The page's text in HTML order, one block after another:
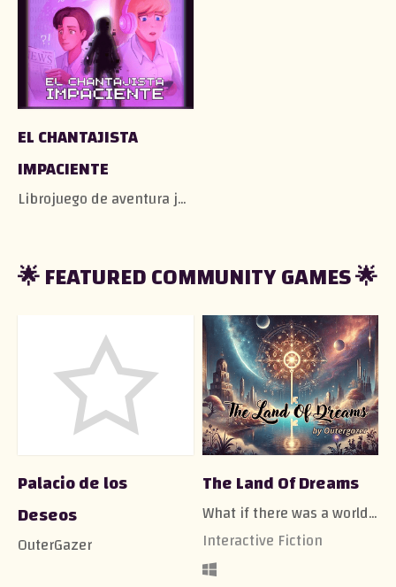
EL CHANTAJISTA
IMPACIENTE
Librojuego de aventura juvenil sobre la autoestima
🌟 FEATURED COMMUNITY GAMES 🌟
Palacio de los
Deseos
OuterGazer
The Land Of Dreams
What if there was a world beyond your dreams?
Interactive Fiction